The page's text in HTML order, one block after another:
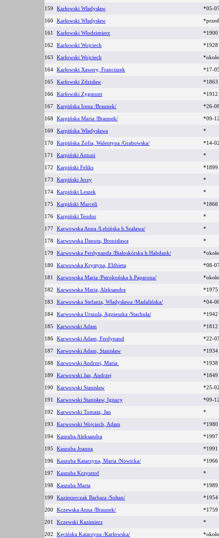
159 Karłowski Władysław *05-
160 Karłowski Władysław
161 Karłowski Włodzimierz *1900
162 Karłowski Wojciech *1928
163 Karłowski Wojciech
164 Karłowski Xawery, Franciszek *17-
165 Karłowski Zdzisław *1863
166 Karłowski Zygmunt *1912
167 Karpińska Irena /Braunek/ *26-
168 Karpińska Maria /Braunek/ *09-
169 Karpińska Władysława *
170 Karpińska Zofia, Walentyna /Grabowska/ *14-
171 Karpiński Antoni *
172 Karpiński Feliks *1899
173 Karpiński Jerzy *
174 Karpiński Leszek *
175 Karpiński Marceli *1866
176 Karpiński Teodor *
177 Karwowska Anna /Łebińska h.Szaława/ *
178 Karwowska Danuta, Bronisława *
179 Karwowska Ferdynanda /Białoskórska h.Habdank/
180 Karwowska Krystyna, Elżbieta *08-
181 Karwowska Maria /Pstrokońska h.Paparona/
182 Karwowska Maria, Aleksandra *1975
183 Karwowska Stefania, Władysława /Madalińska/ *04-
184 Karwowska Urszula, Agnieszka /Stachuła/
185 Karwowski Adam *1812
186 Karwowski Adam, Ferdynand *22-
187 Karwowski Adam, Stanisław *1934
188 Karwowski Andrzej, Maria *1938
189 Karwowski Jan, Andrzej *1849
190 Karwowski Stanisław *25-
191 Karwowski Stanisław, Ignacy *09-
192 Karwowski Tomasz, Jan *
193 Karwowski Wojciech, Adam *1980
194 Kaszuba Aleksandra *1997
195 Kaszuba Joanna *1991
196 Kaszuba Katarzyna, Maria /Nowicka/ *1966
197 Kaszuba Krzysztof *
198 Kaszuba Marta *1989
199 Kazimierczak Barbara /Sołtan/ *1954
200 Kczewska Anna /Braunek/ *1759
201 Kczewski Kazimierz *
202 Kęcińska Katarzyna /Karłowska/